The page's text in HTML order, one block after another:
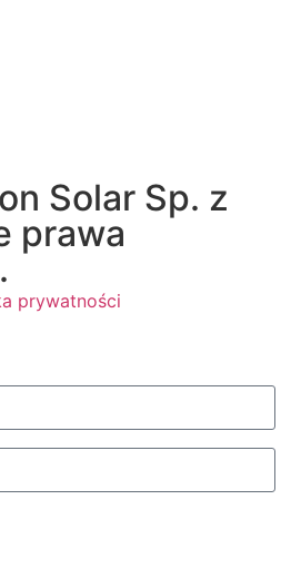
Solar Sp. z
prawa
prywatności